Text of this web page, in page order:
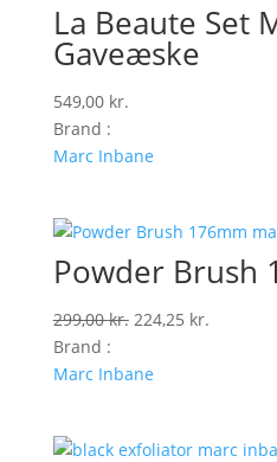
La Beaute Set
Gaveæske
549,00 kr.
Brand :
Marc Inbane
Powder Brush
299,00kr. Den
pris
224,25 kr.Den
Brand :
Marc Inbane